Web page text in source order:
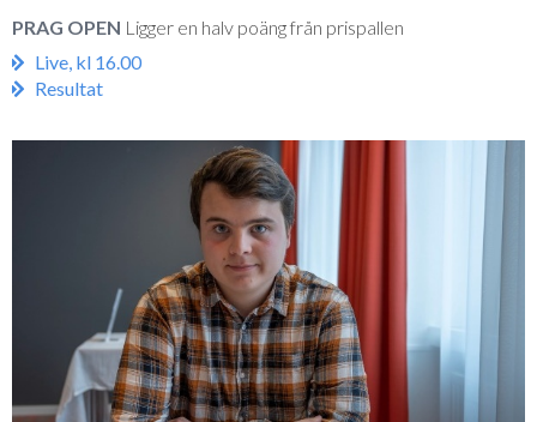
PRAG OPEN Ligger en halv poäng från prispallen
Live, kl 16.00
Resultat